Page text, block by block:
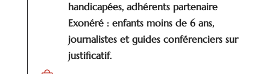
handicapées, adhérents partenaire
Exonéré : enfants moins de 6 ans,
journalistes et guides conférenciers sur
justificatif.